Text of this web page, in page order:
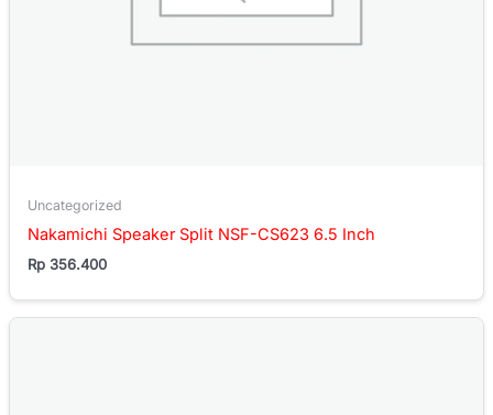
Uncategorized
Nakamichi Speaker Split NSF-CS623 6.5 Inch
Rp 356.400